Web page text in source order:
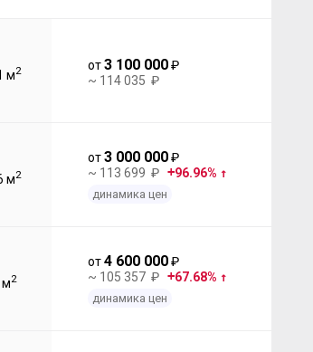
м2 от3 100 000₽
~ 114 035 ₽
м2
от3 000 000₽
~ 113 699 ₽
96.96%
динамика цен
м2
от4 600 000₽
~ 105 357 ₽
67.68%
динамика цен